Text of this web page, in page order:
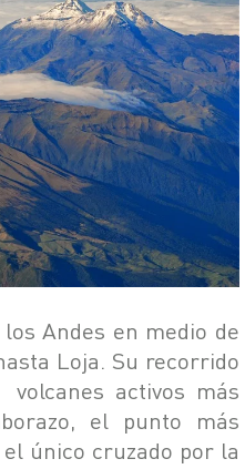
Andes en medio de
Loja. Su recorrido
activos más
el punto más
único cruzado por la